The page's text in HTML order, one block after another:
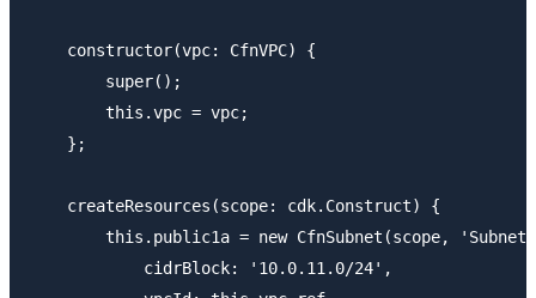
    constructor(vpc: CfnVPC) {
        super();
        this.vpc = vpc;
    };
    createResources(scope: cdk.Construct) {
this.public1a = new CfnSubnet(scope,
            cidrBlock: '10.0.11.0/24',